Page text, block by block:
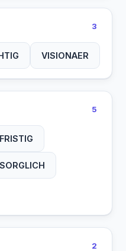
3
VISIONAER
5
2